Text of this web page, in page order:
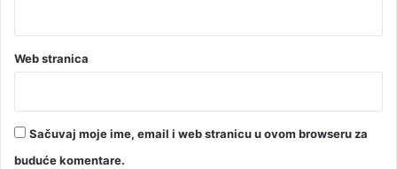
Web stranica
Sačuvaj moje ime, email i web stranicu u ovom browseru za
buduće komentare.